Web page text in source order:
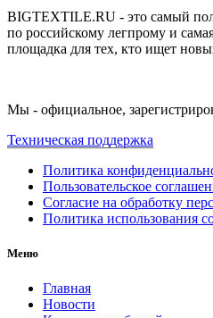
BIGTEXTILE.RU - это самый
по российскому легпрому и
площадка для тех, кто ищет
Мы - официальное,
Техническая поддержка
Политика
Пользовательское
Согласие на обработку
Политика использования
Меню
Главная
Новости